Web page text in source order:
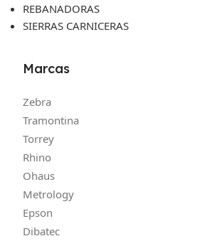
REBANADORAS
SIERRAS CARNICERAS
Marcas
Zebra
Tramontina
Torrey
Rhino
Ohaus
Metrology
Epson
Dibatec